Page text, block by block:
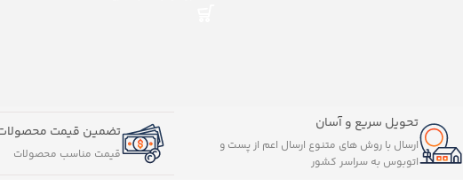
تحویل سریع و آسان
ارسال با روش های متنوع ارسال اعم از پست و
اتوبوس به سراسر کشور
تضمین قیمت
قیمت مناسب محصولات